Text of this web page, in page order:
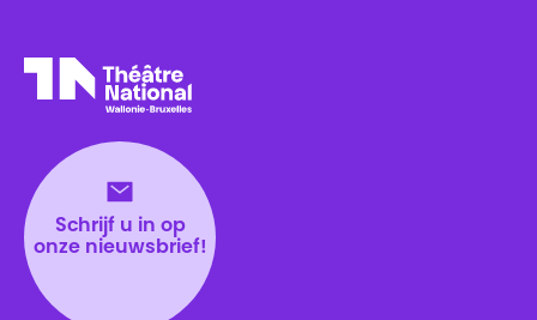
Schrijf u in op
onze nieuwsbrief!